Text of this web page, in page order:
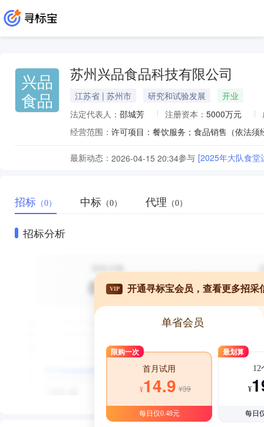
兴品
食品
苏州兴品食品科技有限公司
江苏省 | 苏州市 研究和试验发展
开业
法定代表人： 邵城芳 注册资本： 5000万元
经营范围：
最新动态： 2026-04-15 20:34参与 [2025年大队食
招标 （0） 中标 （0） 代理 （0）
招标分析
VIP 开通寻标宝会员，查看更多招采
单省会员
限购一次
首月试用
¥14.9 ¥39
每日仅0.48元
最划算
12
¥
每日